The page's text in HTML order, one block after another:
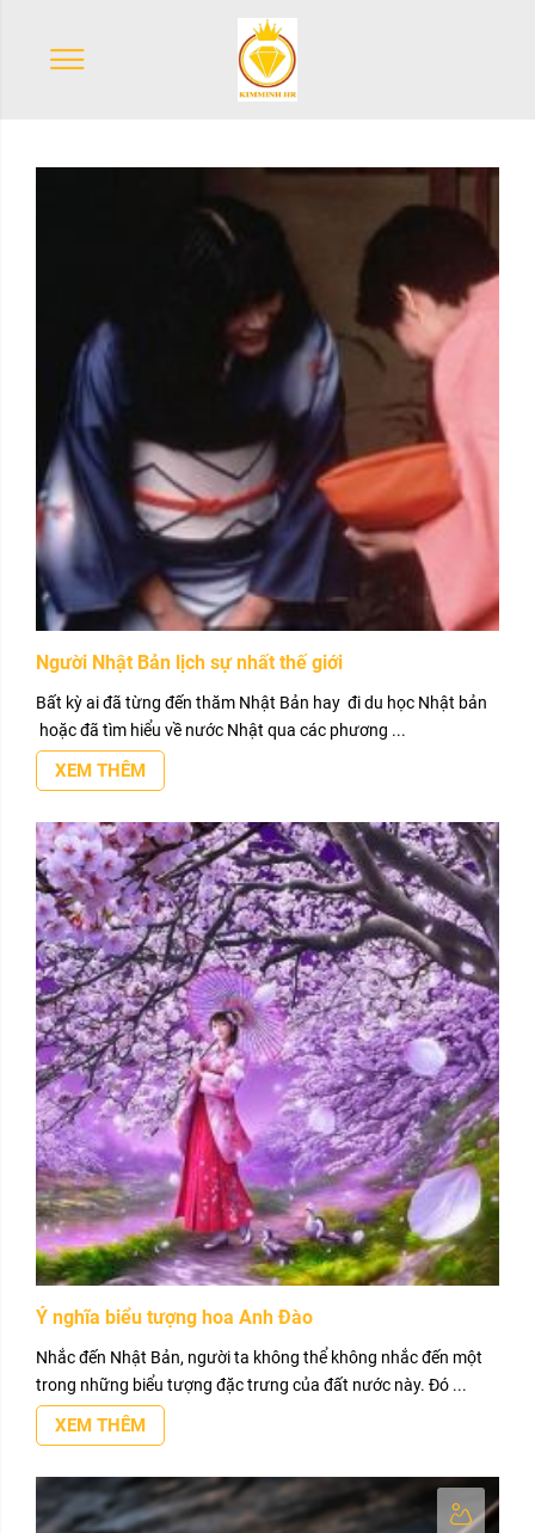
Người Nhật Bản lịch sự nhất thế giới
Bất kỳ ai đã từng đến thăm Nhật Bản hay đi du học Nhật bản
hoặc đã tìm hiểu về nước Nhật qua các phương ...
XEM THÊM
Ý nghĩa biểu tượng hoa Anh Đào
Nhắc đến Nhật Bản, người ta không thể không nhắc đến một
trong những biểu tượng đặc trưng của đất nước này. Đó ...
XEM THÊM